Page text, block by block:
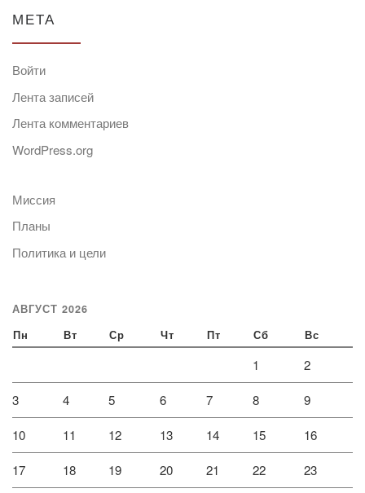
МЕТА
Войти
Лента записей
Лента комментариев
WordPress.org
Миссия
Планы
Политика и цели
АВГУСТ 2026
Пн Вт Ср Чт Пт Сб Вс
1 2
3 4 5 6 7 8 9
10 11 12 13 14 15 16
17 18 19 20 21 22 23